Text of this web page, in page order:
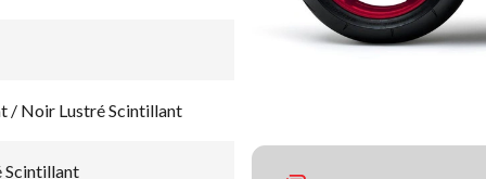
/ Noir Lustré Scintillant
Scintillant